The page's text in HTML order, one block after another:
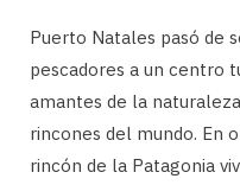
Puerto Natales pasó de
pescadores a un centro
amantes de la
rincones del mundo. En
rincón de la Patagonia